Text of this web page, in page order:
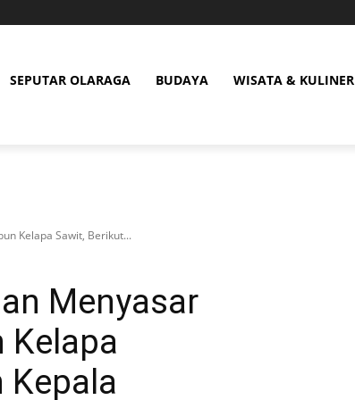
SEPUTAR OLARAGA BUDAYA WISATA & KULINER
Kelapa Sawit, Berikut...
Menyasar
Kelapa
Kepala